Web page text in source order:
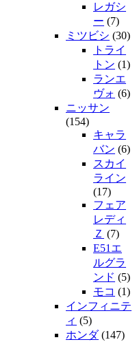
レガシ
ー (7)
ミツビシ (30)
トライ
トン (1)
ランエ
ヴォ (6)
ニッサン
(154)
キャラ
バン (6)
スカイ
ライン
(17)
フェア
レディ
Ｚ (7)
E51エ
ルグラ
ンド (5)
モコ (1)
インフィニテ
ィ (5)
ホンダ(147)